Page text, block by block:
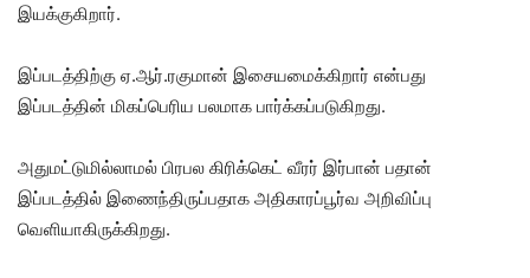
இயக்குகிறார்.
இப்படத்திற்கு ஏ.ஆர்.ரகுமான் இசையமைக்கிறார் என்பது
இப்படத்தின் மிகப்பெரிய பலமாக பார்க்கப்படுகிறது.
அதுமட்டுமில்லாமல் பிரபல கிரிக்கெட் வீரர் இர்பான் பதான்
இப்படத்தில் இணைந்திருப்பதாக அதிகாரப்பூர்வ அறிவிப்பு
வெளியாகிருக்கிறது.